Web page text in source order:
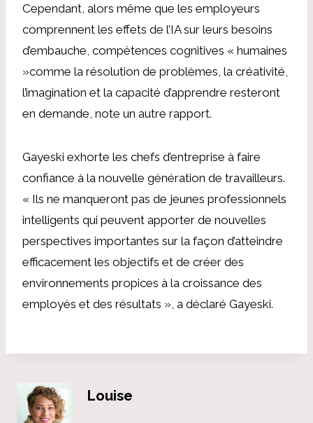
Cependant, alors même que les employeurs
comprennent les effets de l’IA sur leurs besoins
d’embauche, compétences cognitives « humaines
»comme la résolution de problèmes, la créativité,
l’imagination et la capacité d’apprendre resteront
en demande, note un autre rapport.
Gayeski exhorte les chefs d’entreprise à faire
confiance à la nouvelle génération de travailleurs.
« Ils ne manqueront pas de jeunes professionnels
intelligents qui peuvent apporter de nouvelles
perspectives importantes sur la façon d’atteindre
efficacement les objectifs et de créer des
environnements propices à la croissance des
employés et des résultats », a déclaré Gayeski.
Louise